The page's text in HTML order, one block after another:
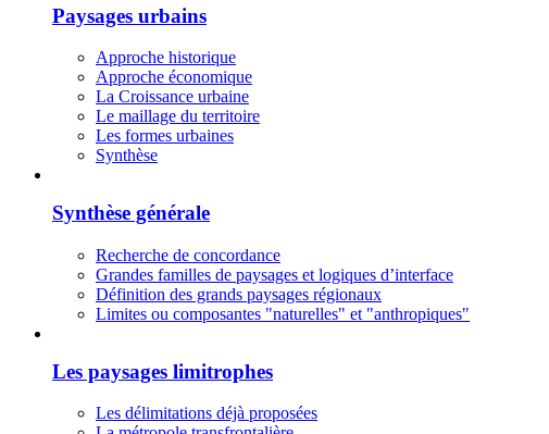
Paysages urbains
Approche historique
Approche économique
La Croissance urbaine
Le maillage du territoire
Les formes urbaines
Synthèse
Synthèse générale
Recherche de concordance
Grandes familles de paysages et logiques d’interface
Définition des grands paysages régionaux
Limites ou composantes "naturelles" et "anthropiques"
Les paysages limitrophes
Les délimitations déjà proposées